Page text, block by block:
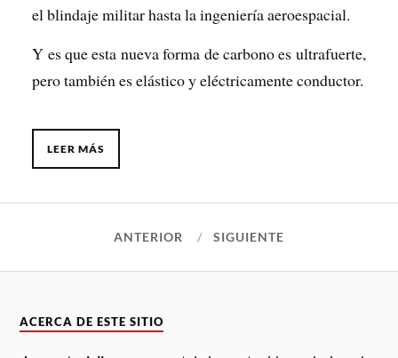
el blindaje militar hasta la ingeniería aeroespacial.
Y es que esta nueva forma de carbono es ultrafuerte,
pero también es elástico y eléctricamente conductor.
LEER MÁS
ANTERIOR SIGUIENTE
ACERCA DE ESTE SITIO